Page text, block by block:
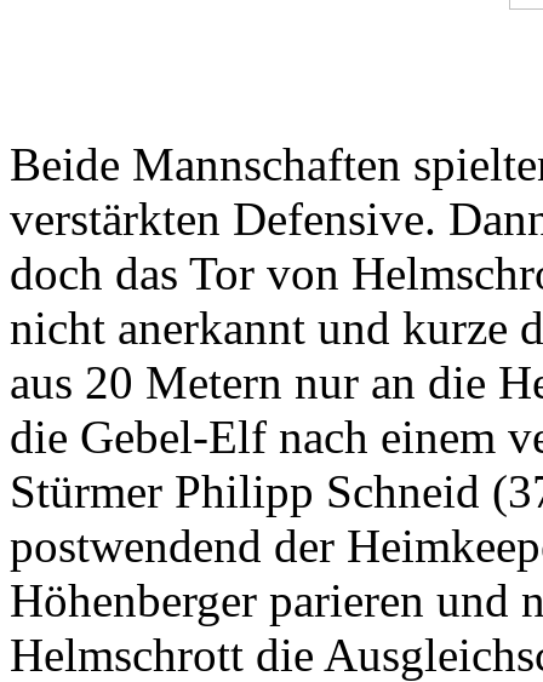
Beide Mannschaften
verstärkten Defensive.
doch das Tor von
nicht anerkannt und kurze
aus 20 Metern nur an die
die Gebel-Elf nach einem
Stürmer Philipp Schneid
postwendend der
Höhenberger parieren und
Helmschrott die